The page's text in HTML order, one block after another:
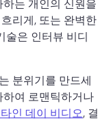
는 개인의 신원을
리게, 또는 완벽한
술은 인터뷰 비디
분위기를 만드세
여 로맨틱하거나
인 데이 비디오, 결